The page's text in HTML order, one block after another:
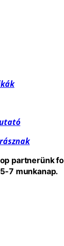
partnerünk
7 munkanap.